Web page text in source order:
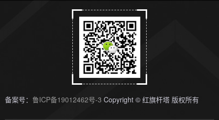
备案号： 鲁ICP备19012462号-3 Copyright © 红旗杆塔 版权所有